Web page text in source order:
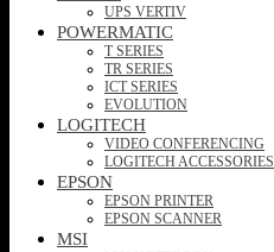
UPS VERTIV
POWERMATIC
T SERIES
TR SERIES
ICT SERIES
EVOLUTION
LOGITECH
VIDEO CONFERENCING
LOGITECH ACCESSORIES
EPSON
EPSON PRINTER
EPSON SCANNER
MSI